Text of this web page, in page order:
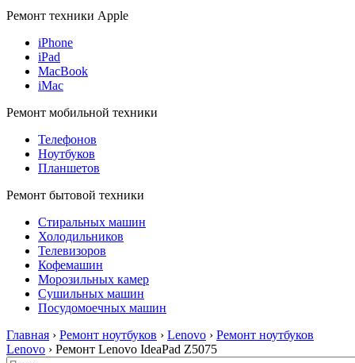
Ремонт техники Apple
iPhone
iPad
MacBook
iMac
Ремонт мобильной техники
Телефонов
Ноутбуков
Планшетов
Ремонт бытовой техники
Стиральных машин
Холодильников
Телевизоров
Кофемашин
Морозильных камер
Сушильных машин
Посудомоечных машин
Главная › Ремонт ноутбуков › Lenovo › Ремонт ноутбуков
Lenovo › Ремонт Lenovo IdeaPad Z5075